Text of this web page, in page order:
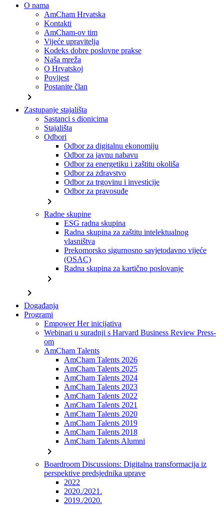
O nama
AmCham Hrvatska
Kontakti
AmCham-ov tim
Vijeće upravitelja
Kodeks dobre poslovne prakse
Naša mreža
O Hrvatskoj
Povijest
Postanite član
chevron_right
Zastupanje stajališta
Sastanci s dionicima
Stajališta
Odbori
Odbor za digitalnu ekonomiju
Odbor za javnu nabavu
Odbor za energetiku i zaštitu okoliša
Odbor za zdravstvo
Odbor za trgovinu i investicije
Odbor za pravosuđe
chevron_right
Radne skupine
ESG radna skupina
Radna skupina za zaštitu intelektualnog
vlasništva
Prekomorsko sigurnosno savjetodavno vijeće
(OSAC)
Radna skupina za kartično poslovanje
chevron_right
chevron_right
Događanja
Programi
Empower Her inicijativa
Webinari u suradnji s Harvard Business Review Press-
om
AmCham Talents
AmCham Talents 2026
AmCham Talents 2025
AmCham Talents 2024
AmCham Talents 2023
AmCham Talents 2022
AmCham Talents 2021
AmCham Talents 2020
AmCham Talents 2019
AmCham Talents 2018
AmCham Talents Alumni
chevron_right
Boardroom Discussions: Digitalna transformacija iz
perspektive predsjednika uprave
2022
2020./2021.
2019./2020.